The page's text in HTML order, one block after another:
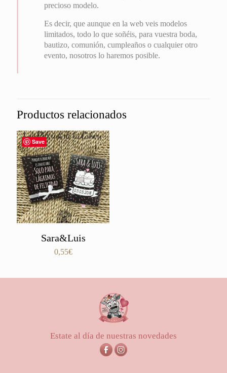
precioso modelo.
Es decir, que aunque en la web veis modelos
limitados, todo lo que soñéis, para vuestra boda,
bautizo, comunión, cumpleaños o cualquier otro
evento, nosotros lo haremos posible.
Productos relacionados
Save
Sara&Luis
0,55€
Estate al día de nuestras novedades